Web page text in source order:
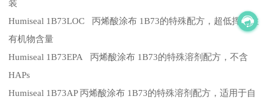
装
Humiseal 1B73LOC 丙烯酸涂布 1B73的特殊配方，超低挥发性
有机物含量
Humiseal 1B73EPA 丙烯酸涂布 1B73的特殊溶剂配方，不含
HAPs
Humiseal 1B73AP 丙烯酸涂布 1B73的特殊溶剂配方，适用于自